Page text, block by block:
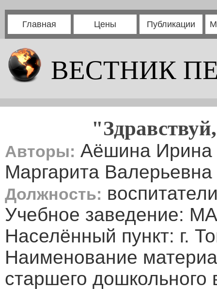
Главная Цены Публикации
ВЕСТНИК
Авторы: Аёшина Ирина
Маргарита Валерьевна
Должность:
Учебное заведение:
Населённый пункт: г.
Наименование
старшего дошкольного